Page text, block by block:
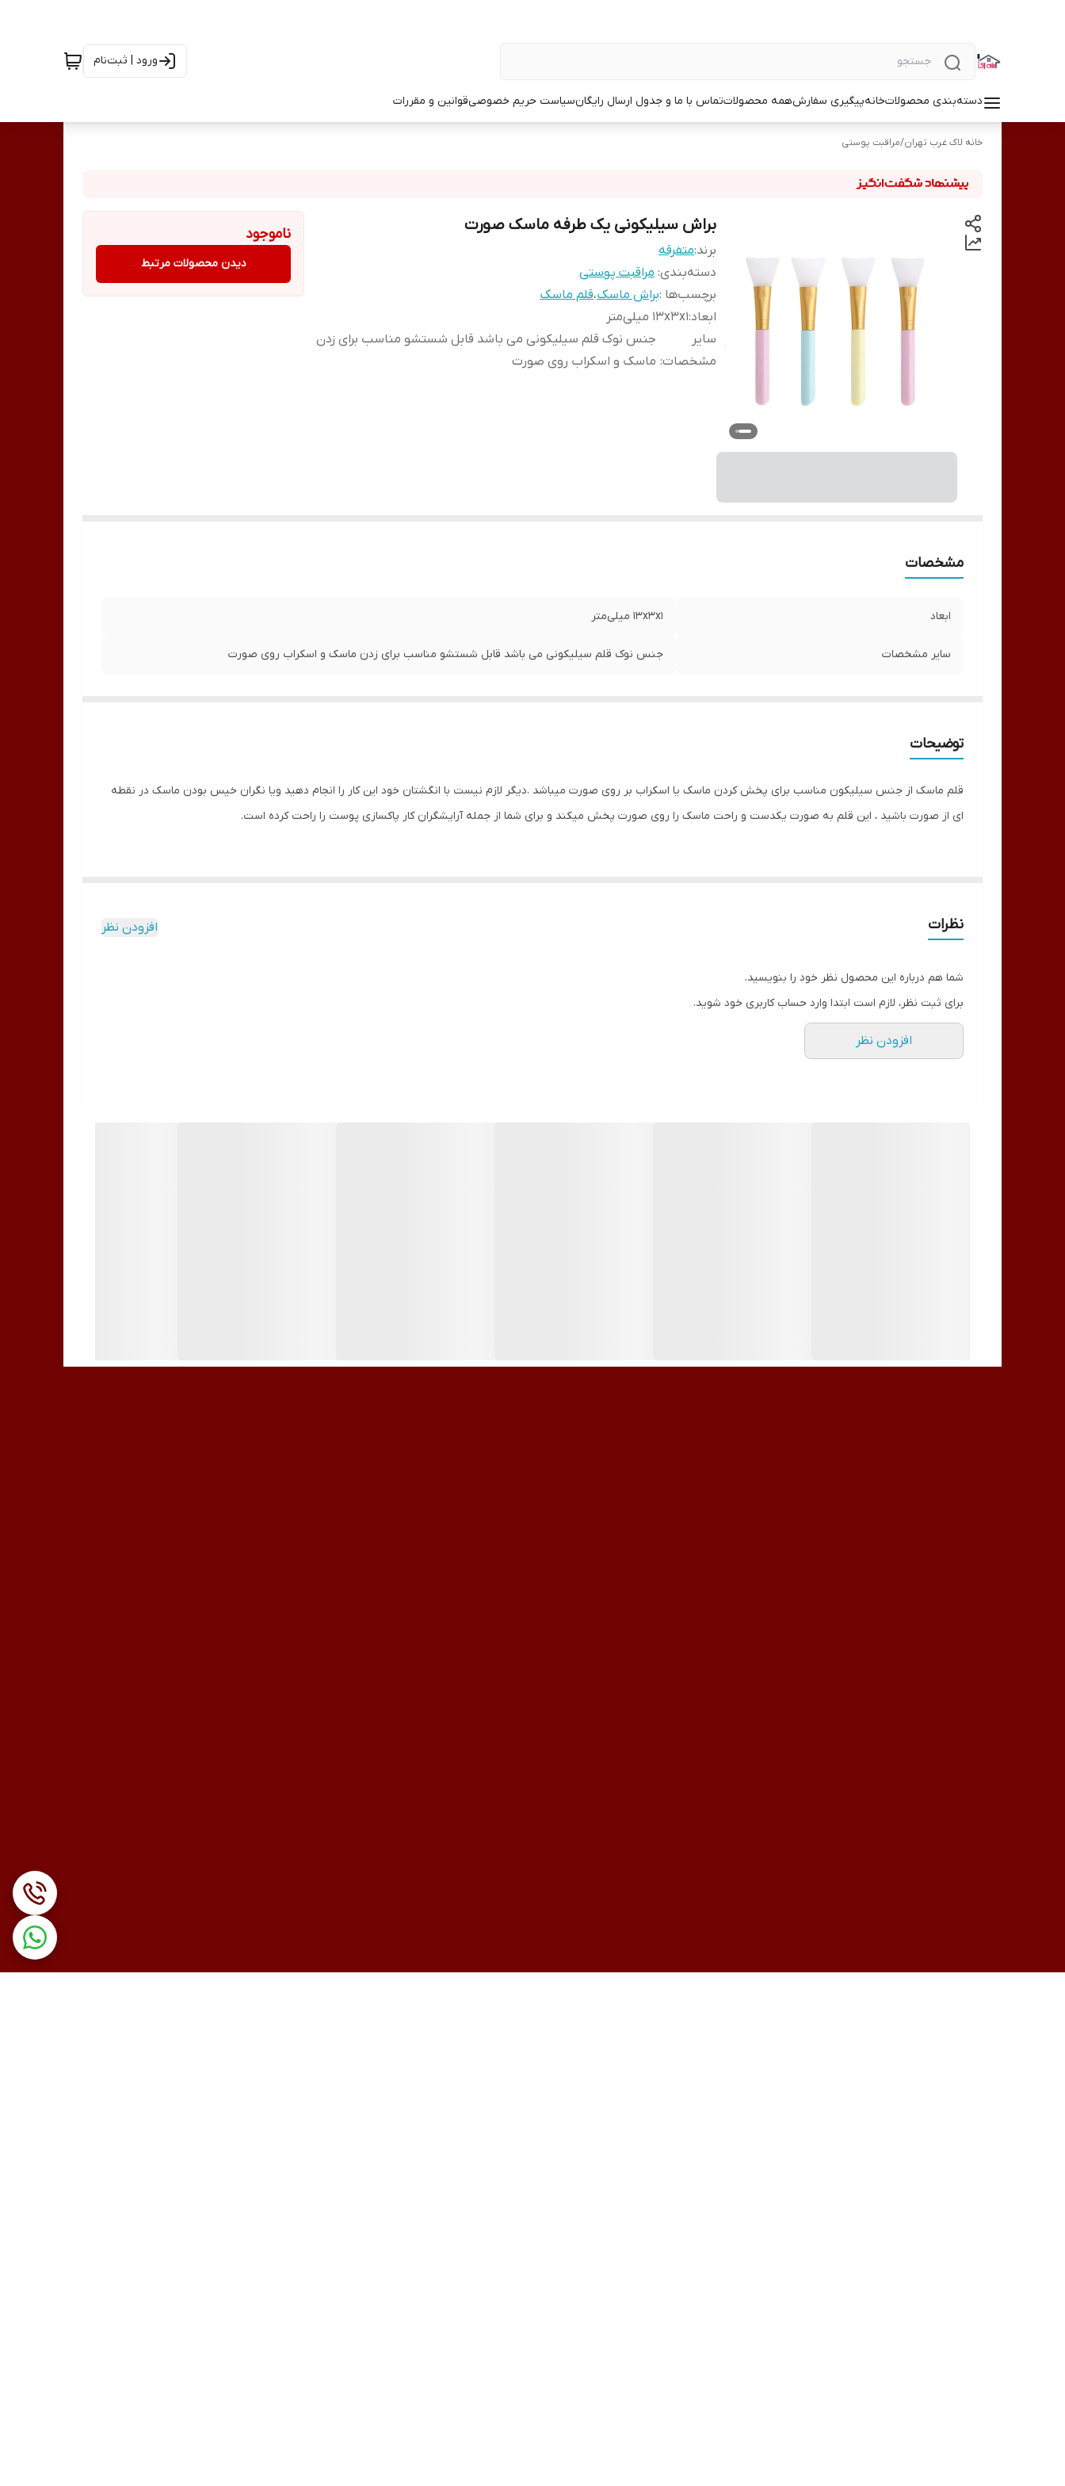
ورود | ثبت‌نام
دسته‌بندی محصولاتخانهپیگیری سفارشهمه محصولاتتماس با ما و جدول ارسال رایگانسیاست حریم خصوصیقوانین و مقررات
خانه لاک غرب تهران/مراقبت پوستی
براش سیلیکونی یک طرفه ماسک صورت
برند:متفرقه
دسته‌بندی: مراقبت پوستی
برچسب‌ها :براش ماسک،قلم ماسک
ابعاد:۱۳x۳x۱ میلی‌متر
سایر
مشخصات:
جنس نوک قلم سیلیکونی می باشد قابل شستشو مناسب برای زدن
ماسک و اسکراب روی صورت
ناموجود
دیدن محصولات مرتبط
مشخصات
ابعاد ۱۳x۳x۱ میلی‌متر
سایر مشخصات جنس نوک قلم سیلیکونی می باشد قابل شستشو مناسب برای زدن ماسک و اسکراب روی صورت
توضیحات
قلم ماسک از جنس سیلیکون مناسب برای پخش کردن ماسک یا اسکراب بر روی صورت میباشد .دیگر لازم نیست با انگشتان خود این کار را انجام دهید و‌یا نگران خیس بودن ماسک در نقطه
ای از صورت باشید ، این قلم به صورت یکدست و راحت ماسک را روی صورت پخش میکند و برای شما از جمله آرایشگران کار پاکسازی پوست را راحت کرده است.
نظرات افزودن نظر
شما هم درباره این محصول نظر خود را بنویسید.
برای ثبت نظر، لازم است ابتدا وارد حساب کاربری خود شوید.
افزودن نظر